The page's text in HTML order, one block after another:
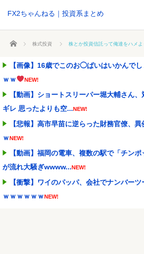
FX2ちゃんねる｜投資系まとめ
ホーム 株式投資 株とか投資信託って俺達をハメ
【画像】16歳でこのお◯ぱいはいかんで
ｗｗ
NEW!
【動画】ショートスリーパー堀大輔さん
ギレ 思ったよりも空...NEW!
【悲報】高市早苗に逆らった財務官僚、
ｗNEW!
【動画】福岡の電車、複数の駅で「チンポ
が流れ大騒ぎwwww...NEW!
【衝撃】ワイのパッパ、会社でナンバー
ｗｗｗｗｗｗNEW!